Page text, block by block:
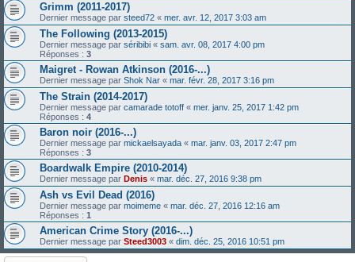
Grimm (2011-2017)
Dernier message par steed72 « mer. avr. 12, 2017 3:03 am
The Following (2013-2015)
Dernier message par séribibi « sam. avr. 08, 2017 4:00 pm
Réponses : 3
Maigret - Rowan Atkinson (2016-...)
Dernier message par Shok Nar « mar. févr. 28, 2017 3:16 pm
The Strain (2014-2017)
Dernier message par camarade totoff « mer. janv. 25, 2017 1:42 pm
Réponses : 4
Baron noir (2016-...)
Dernier message par mickaelsayada « mar. janv. 03, 2017 2:47 pm
Réponses : 3
Boardwalk Empire (2010-2014)
Dernier message par Denis « mar. déc. 27, 2016 9:38 pm
Ash vs Evil Dead (2016)
Dernier message par moimeme « mar. déc. 27, 2016 12:16 am
Réponses : 1
American Crime Story (2016-...)
Dernier message par Steed3003 « dim. déc. 25, 2016 10:51 pm